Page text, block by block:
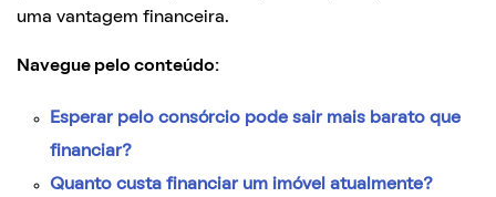
uma vantagem financeira.
Navegue pelo conteúdo:
Esperar pelo consórcio pode sair mais barato que
financiar?
Quanto custa financiar um imóvel atualmente?